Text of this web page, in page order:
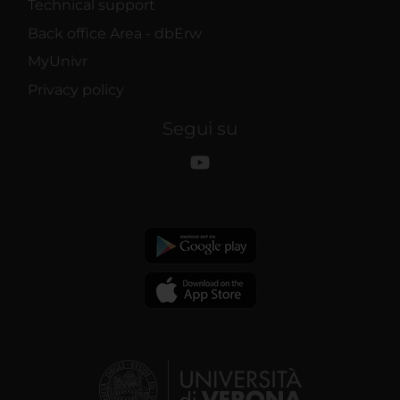
Technical support
Back office Area - dbErw
MyUnivr
Privacy policy
Segui su